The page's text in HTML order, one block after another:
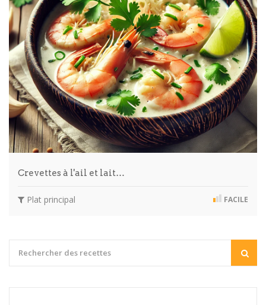
Crevettes à l'ail et lait…
Plat principal FACILE